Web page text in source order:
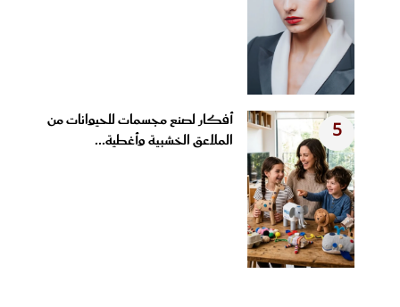
5
أفكار لصنع مجسمات للحيوانات من
الملاعق الخشبية وأغطية...